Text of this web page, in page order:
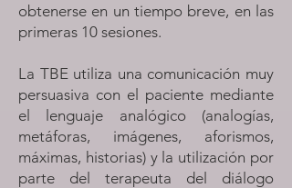
obtenerse en un tiempo breve, en las
primeras 10 sesiones.
La TBE utiliza una comunicación muy
persuasiva con el paciente mediante
el lenguaje analógico (analogías,
metáforas, imágenes, aforismos,
máximas, historias) y la utilización por
parte del terapeuta del diálogo